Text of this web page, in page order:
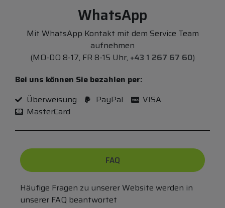
WhatsApp
Mit WhatsApp Kontakt mit dem Service Team
aufnehmen
(MO-DO 8-17, FR 8-15 Uhr, +43 1 267 67 60)
Bei uns können Sie bezahlen per:
Überweisung
PayPal
VISA
MasterCard
FAQ
Häufige Fragen zu unserer Website werden in
unserer FAQ beantwortet